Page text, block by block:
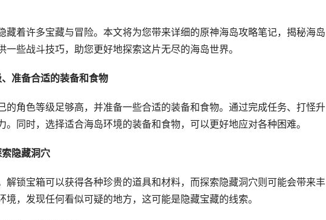
藏着许多宝藏与冒险。本文将为您带来详细的原神海岛攻略笔记，揭秘海岛
些战斗技巧，助您更好地探索这片无尽的海岛世界。
准备合适的装备和食物
的角色等级足够高，并准备一些合适的装备和食物。通过完成任务、打怪升
同时，选择适合海岛环境的装备和食物，可以更好地应对各种困难。
隐藏洞穴
解锁宝箱可以获得各种珍贵的道具和材料，而探索隐藏洞穴则可能会带来丰
，发现任何看似可疑的地方，这可能是隐藏宝藏的线索。